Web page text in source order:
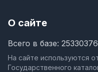
О сайте
Всего в базе:
На сайте используются
Государственного